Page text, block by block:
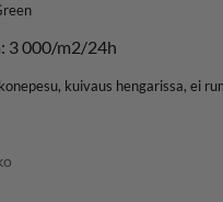
3 000/m2/24h
kuivaus hengarissa, ei